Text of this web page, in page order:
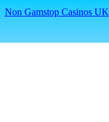
Non Gamstop Casinos UK